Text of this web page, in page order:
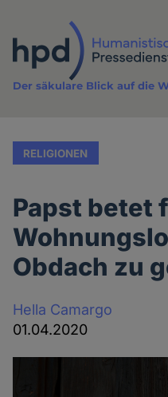
Inhalt
Der säkulare Blick auf die
RELIGIONEN
Papst betet
Obdach zu
Hella Camargo
01.04.2020